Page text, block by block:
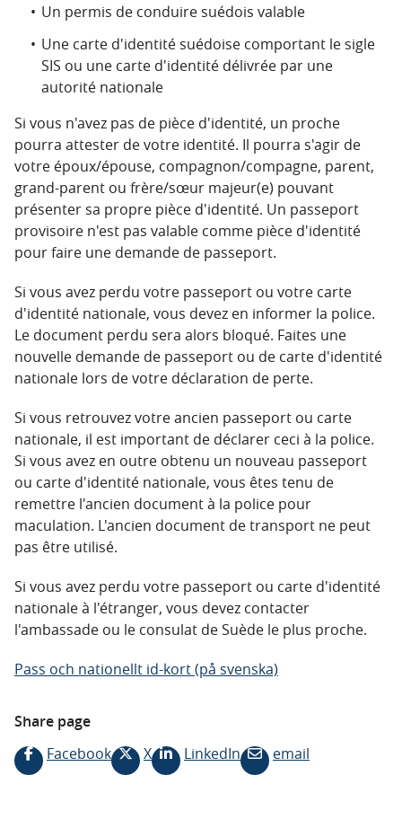
Un permis de conduire suédois valable
Une carte d'identité suédoise comportant le sigle
SIS ou une carte d'identité délivrée par une
autorité nationale
Si vous n'avez pas de pièce d'identité, un proche
pourra attester de votre identité. Il pourra s'agir de
votre époux/épouse, compagnon/compagne, parent,
grand-parent ou frère/sœur majeur(e) pouvant
présenter sa propre pièce d'identité. Un passeport
provisoire n'est pas valable comme pièce d'identité
pour faire une demande de passeport.
Si vous avez perdu votre passeport ou votre carte
d'identité nationale, vous devez en informer la police.
Le document perdu sera alors bloqué. Faites une
nouvelle demande de passeport ou de carte d'identité
nationale lors de votre déclaration de perte.
Si vous retrouvez votre ancien passeport ou carte
nationale, il est important de déclarer ceci à la police.
Si vous avez en outre obtenu un nouveau passeport
ou carte d'identité nationale, vous êtes tenu de
remettre l'ancien document à la police pour
maculation. L'ancien document de transport ne peut
pas être utilisé.
Si vous avez perdu votre passeport ou carte d'identité
nationale à l'étranger, vous devez contacter
l'ambassade ou le consulat de Suède le plus proche.
Pass och nationellt id-kort (på svenska)
Share page
Facebook
X LinkedIn email